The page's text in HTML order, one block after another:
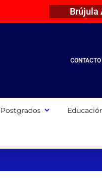
Brújula
Postgrados